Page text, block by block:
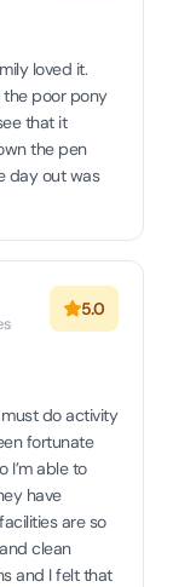
loved it.
the poor pony
that it
the pen
day out was
5.0
do activity
fortunate
I’m able to
have
are so
clean
and I felt that